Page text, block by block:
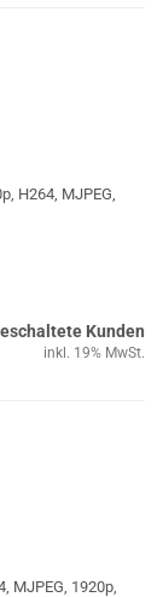
H264, MJPEG,
Kunden
inkl. 19% MwSt.
MJPEG, 1920p,